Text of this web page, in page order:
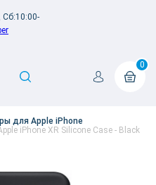
Сб:10:00-
0
для Apple iPhone
iPhone XR Silicone Case - Black